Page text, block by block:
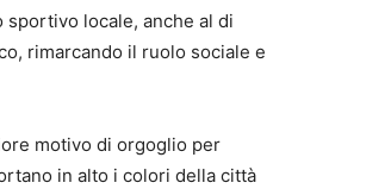
sportivo locale, anche al di
rimarcando il ruolo sociale e
motivo di orgoglio per
in alto i colori della città